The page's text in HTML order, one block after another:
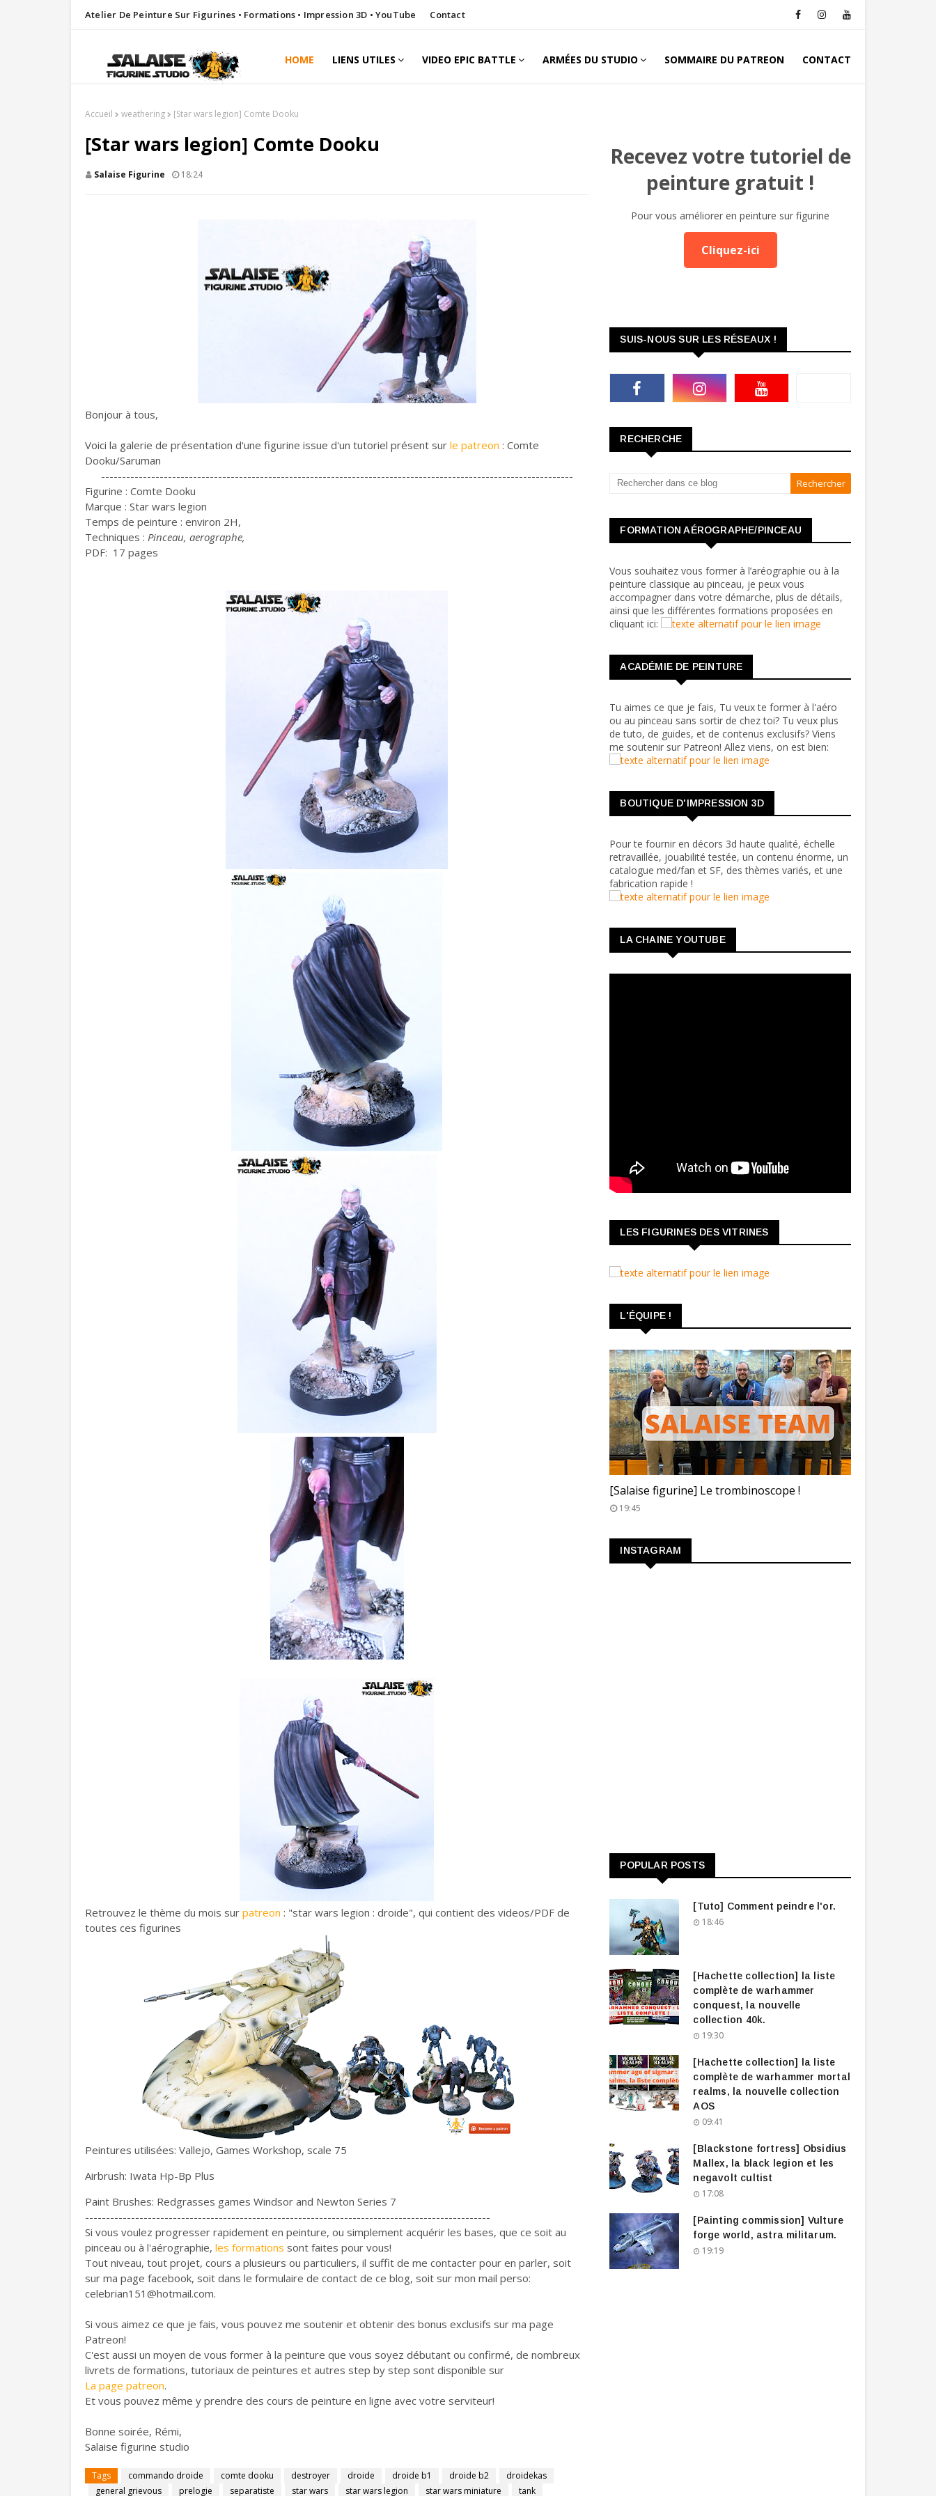
Atelier De Peinture Sur Figurines • Formations • Impression 3D • YouTube Contact
HOME LIENS UTILES VIDEO EPIC BATTLE ARMÉES DU STUDIO SOMMAIRE DU PATREON CONTACT
Accueil weathering [Star wars legion] Comte Dooku
[Star wars legion] Comte Dooku
Salaise Figurine 18:24
Bonjour à tous,
Voici la galerie de présentation d'une figurine issue d'un tutoriel présent sur le patreon : Comte
Dooku/Saruman
-----------------------------------------------------------------------------------------------------------------
Figurine : Comte Dooku
Marque : Star wars legion
Temps de peinture : environ 2H,
Techniques : Pinceau, aerographe,
PDF: 17 pages
Retrouvez le thème du mois sur patreon : "star wars legion : droide", qui contient des videos/PDF de
toutes ces figurines
Peintures utilisées: Vallejo, Games Workshop, scale 75
Airbrush: Iwata Hp-Bp Plus
Paint Brushes: Redgrasses games Windsor and Newton Series 7
-------------------------------------------------------------------------------------------------
Si vous voulez progresser rapidement en peinture, ou simplement acquérir les bases, que ce soit au
pinceau ou à l'aérographie, les formations sont faites pour vous!
Tout niveau, tout projet, cours a plusieurs ou particuliers, il suffit de me contacter pour en parler, soit
sur ma page facebook, soit dans le formulaire de contact de ce blog, soit sur mon mail perso:
celebrian151@hotmail.com.
Si vous aimez ce que je fais, vous pouvez me soutenir et obtenir des bonus exclusifs sur ma page
Patreon!
C'est aussi un moyen de vous former à la peinture que vous soyez débutant ou confirmé, de nombreux
livrets de formations, tutoriaux de peintures et autres step by step sont disponible sur
La page patreon.
Et vous pouvez même y prendre des cours de peinture en ligne avec votre serviteur!
Bonne soirée, Rémi,
Salaise figurine studio
Tags commando droide comte dooku destroyer droide droide b1 droide b2
droidekas
general grievous
prelogie separatiste star wars star wars legion star wars miniature tank
Recevez votre tutoriel de
peinture gratuit !
Pour vous améliorer en peinture sur figurine
Cliquez-ici
SUIS-NOUS SUR LES RÉSEAUX !
RECHERCHE
FORMATION AÉROGRAPHE/PINCEAU
Vous souhaitez vous former à l’aréographie ou à la
peinture classique au pinceau, je peux vous
accompagner dans votre démarche, plus de détails,
ainsi que les différentes formations proposées en
cliquant ici:
ACADÉMIE DE PEINTURE
Tu aimes ce que je fais, Tu veux te former à l'aéro
ou au pinceau sans sortir de chez toi? Tu veux plus
de tuto, de guides, et de contenus exclusifs? Viens
me soutenir sur Patreon! Allez viens, on est bien:
BOUTIQUE D'IMPRESSION 3D
Pour te fournir en décors 3d haute qualité, échelle
retravaillée, jouabilité testée, un contenu énorme, un
catalogue med/fan et SF, des thèmes variés, et une
fabrication rapide !
LA CHAINE YOUTUBE
LES FIGURINES DES VITRINES
L'ÉQUIPE !
[Salaise figurine] Le trombinoscope !
19:45
INSTAGRAM
POPULAR POSTS
[Tuto] Comment peindre l'or.
18:46
[Hachette collection] la liste
complète de warhammer
conquest, la nouvelle
collection 40k.
19:30
[Hachette collection] la liste
complète de warhammer mortal
realms, la nouvelle collection
AOS
09:41
[Blackstone fortress] Obsidius
Mallex, la black legion et les
negavolt cultist
17:08
[Painting commission] Vulture
forge world, astra militarum.
19:19